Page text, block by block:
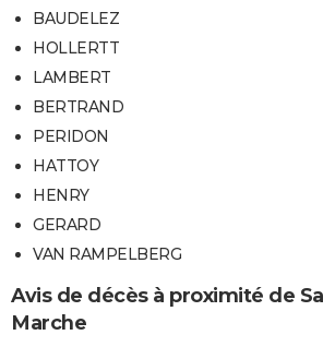
BAUDELEZ
HOLLERTT
LAMBERT
BERTRAND
PERIDON
HATTOY
HENRY
GERARD
VAN RAMPELBERG
Avis de décès à proximité de
Marche